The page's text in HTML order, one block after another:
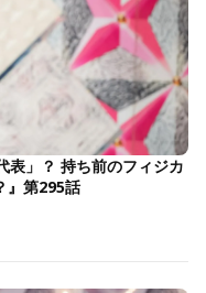
表」？ 持ち前のフィジカ
』第295話